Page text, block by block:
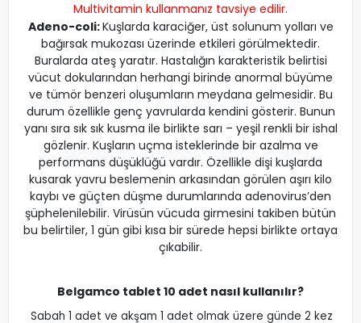
Multivitamin kullanmanız tavsiye edilir.
Adeno-coli:Kuşlarda karaciğer, üst solunum yolları ve
bağırsak mukozası üzerinde etkileri görülmektedir.
Buralarda ateş yaratır. Hastalığın karakteristik belirtisi
vücut dokularından herhangi birinde anormal büyüme
ve tümör benzeri oluşumların meydana gelmesidir. Bu
durum özellikle genç yavrularda kendini gösterir. Bunun
yanı sıra sık sık kusma ile birlikte sarı – yeşil renkli bir ishal
gözlenir. Kuşların uçma isteklerinde bir azalma ve
performans düşüklüğü vardır. Özellikle dişi kuşlarda
kusarak yavru beslemenin arkasından görülen aşırı kilo
kaybı ve güçten düşme durumlarında adenovirus’den
şüphelenilebilir. Virüsün vücuda girmesini takiben bütün
bu belirtiler, 1 gün gibi kısa bir sürede hepsi birlikte ortaya
çıkabilir.
Belgamco tablet 10 adet nasıl kullanılır?
Sabah 1 adet ve akşam 1 adet olmak üzere günde 2 kez